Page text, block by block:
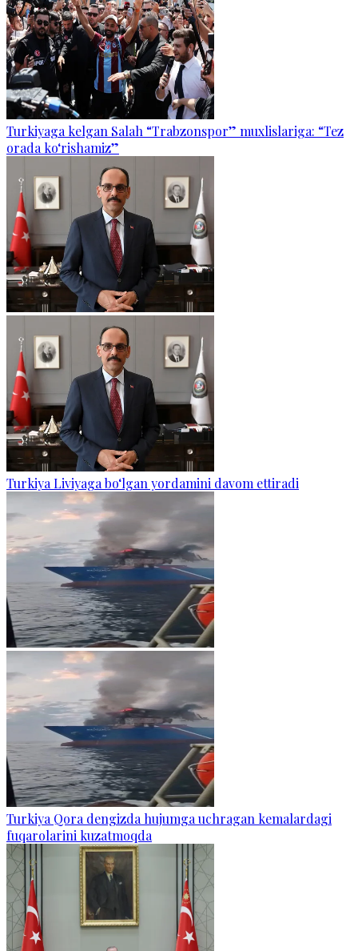
Turkiyaga kelgan Salah “Trabzonspor” muxlislariga: “Tez
orada ko‘rishamiz”
Turkiya Liviyaga bo‘lgan yordamini davom ettiradi
Turkiya Qora dengizda hujumga uchragan kemalardagi
fuqarolarini kuzatmoqda